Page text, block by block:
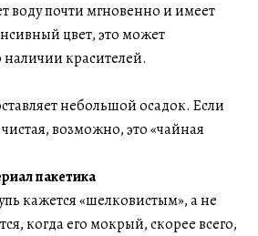
воду почти мгновенно и имеет
цвет, это может
наличии красителей.
небольшой осадок. Если
возможно, это «чайная
пакетика
кажется «шелковистым», а не
когда его мокрый, скорее всего,